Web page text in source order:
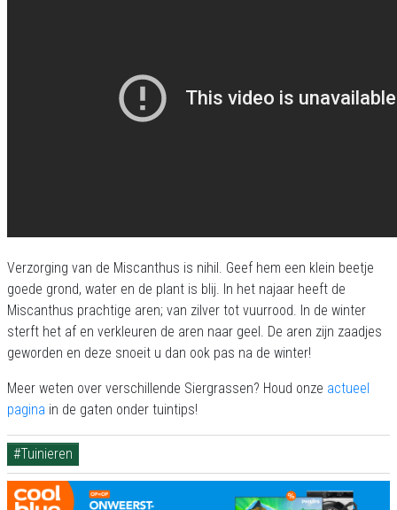
Verzorging van de Miscanthus is nihil. Geef hem een klein beetje
goede grond, water en de plant is blij. In het najaar heeft de
Miscanthus prachtige aren; van zilver tot vuurrood. In de winter
sterft het af en verkleuren de aren naar geel. De aren zijn zaadjes
geworden en deze snoeit u dan ook pas na de winter!
Meer weten over verschillende Siergrassen? Houd onze actueel
pagina in de gaten onder tuintips!
#Tuinieren